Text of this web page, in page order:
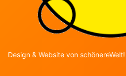
Design & Website vonschönereWelt!